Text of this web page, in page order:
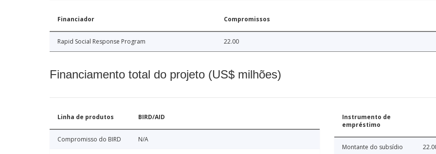
Financiador Compromissos
Rapid Social Response Program 22.00
Financiamento total do projeto (US$ milhões)
Linha de produtos BIRD/AID
Compromisso do BIRD N/A
Instrumento de
empréstimo
Montante do subsídio